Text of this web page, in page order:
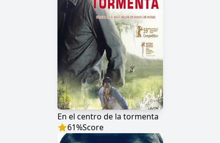
En el centro de la tormenta
61%Score